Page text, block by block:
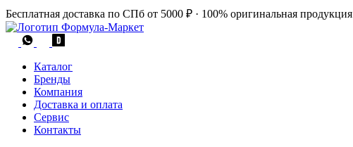
Бесплатная доставка по СПб от 5000 ₽ · 100% оригинальная продукция
Каталог
Бренды
Компания
Доставка и оплата
Сервис
Контакты